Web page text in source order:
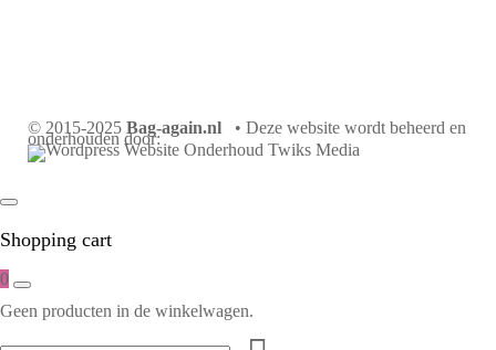
© 2015-2025 Bag-again.nl • Deze website wordt beheerd en
onderhouden door:
Shopping cart
0
Geen producten in de winkelwagen.